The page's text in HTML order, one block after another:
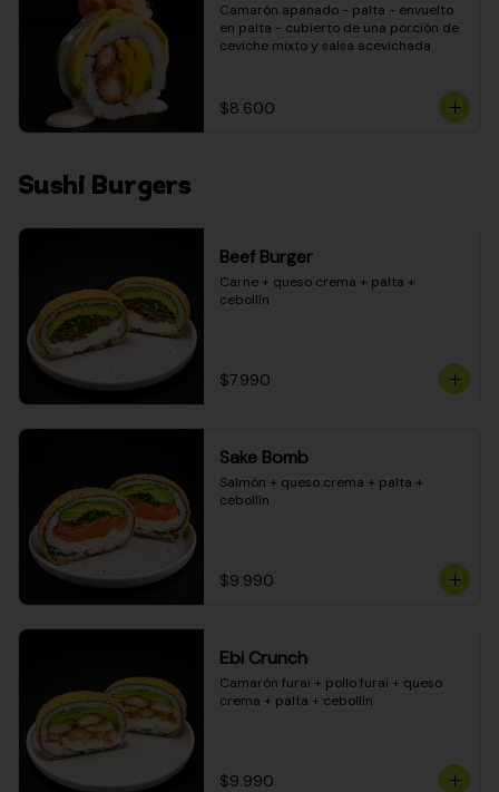
Camarón apanado - palta - envuelto
en palta - cubierto de una porción de
ceviche mixto y salsa acevichada
$8.600
Sushi Burgers
Beef Burger
Carne + queso crema + palta +
cebollín
$7.990
Sake Bomb
Salmón + queso crema + palta +
cebollín
$9.990
Ebi Crunch
Camarón furai + pollo furai + queso
crema + palta + cebollín
$9.990